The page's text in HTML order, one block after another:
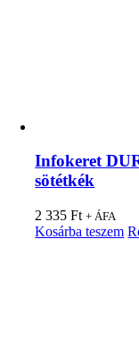
Infokeret
sötétkék
2 335Ft + ÁFA
Kosárba teszem